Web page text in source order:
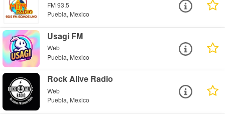
FM 93.5
Puebla, Mexico
Usagi FM
Web
Puebla, Mexico
Rock Alive Radio
Web
Puebla, Mexico